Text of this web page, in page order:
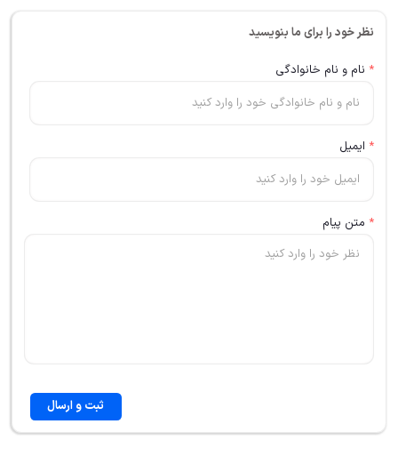
نظر خود را برای ما بنویسید
* نام و نام خانوادگی
* ایمیل
* متن پیام
ثبت و ارسال